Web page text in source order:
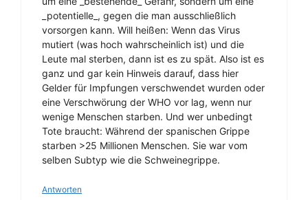
_potentielle_, gegen die man ausschließlich
vorsorgen kann. Will heißen: Wenn das Virus
mutiert (was hoch wahrscheinlich ist) und die
Leute mal sterben, dann ist es zu spät. Also ist es
ganz und gar kein Hinweis darauf, dass hier
Gelder für Impfungen verschwendet wurden oder
eine Verschwörung der WHO vor lag, wenn nur
wenige Menschen starben. Und wer unbedingt
Tote braucht: Während der spanischen Grippe
starben >25 Millionen Menschen. Sie war vom
selben Subtyp wie die Schweinegrippe.
Antworten